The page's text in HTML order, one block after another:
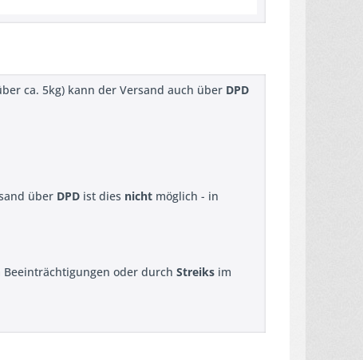
ca. 5kg) kann der Versand auch über DPD
über DPD ist dies nicht möglich - in
Beeinträchtigungen oder durch Streiks im